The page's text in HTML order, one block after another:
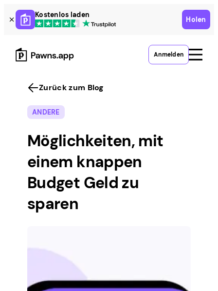
Skip
to
content
Kostenlos laden
Holen
Anmelden
Zurück zum Blog
ANDERE
Möglichkeiten, mit
einem knappen
Budget Geld zu
sparen